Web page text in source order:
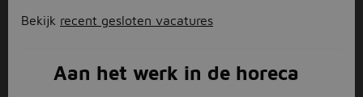
Bekijk recent gesloten vacatures
Aan het werk in de horeca